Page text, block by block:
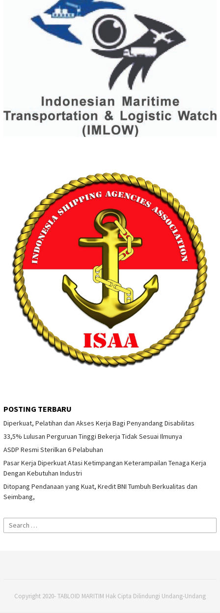
POSTING TERBARU
Diperkuat, Pelatihan dan Akses Kerja Bagi Penyandang Disabilitas
33,5% Lulusan Perguruan Tinggi Bekerja Tidak Sesuai Ilmunya
ASDP Resmi Sterilkan 6 Pelabuhan
Pasar Kerja Diperkuat Atasi Ketimpangan Keterampailan Tenaga Kerja
Dengan Kebutuhan Industri
Ditopang Pendanaan yang Kuat, Kredit BNI Tumbuh Berkualitas dan
Seimbang,
Search
for:
Copyright 2020- TABLOID MARITIM Hak Cipta Dilindungi Undang-Undang